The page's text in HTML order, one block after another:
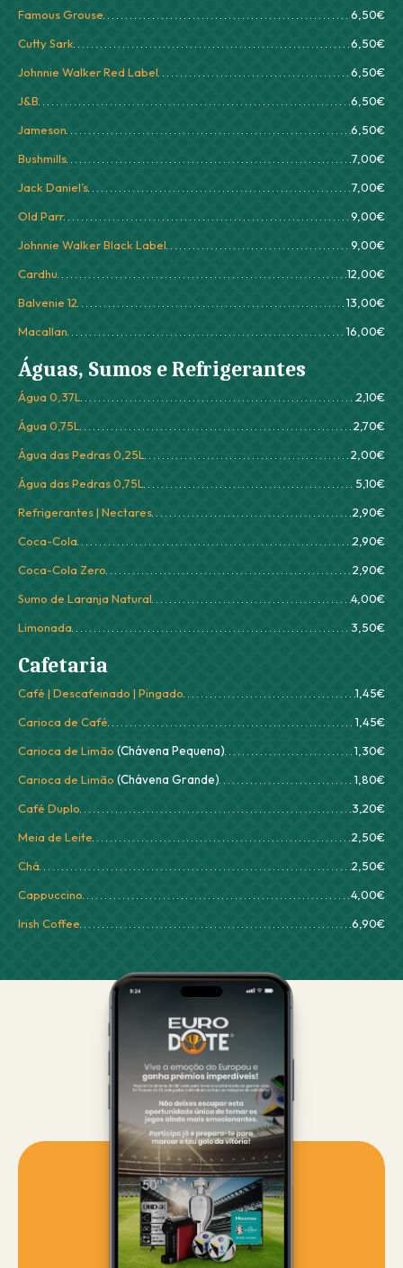
Famous Grouse
6,50€
Cutty Sark
6,50€
Johnnie Walker Red Label
6,50€
J&B
6,50€
Jameson
6,50€
Bushmills
7,00€
Jack Daniel’s
7,00€
Old Parr
9,00€
Johnnie Walker Black Label
9,00€
Cardhu
12,00€
Balvenie 12
13,00€
Macallan
16,00€
Águas, Sumos e Refrigerantes
Água 0,37L
2,10€
Água 0,75L
2,70€
Água das Pedras 0,25L
2,00€
Água das Pedras 0,75L
5,10€
Refrigerantes | Nectares
2,90€
Coca-Cola
2,90€
Coca-Cola Zero
2,90€
Sumo de Laranja Natural
4,00€
Limonada
3,50€
Cafetaria
Café | Descafeinado | Pingado
1,45€
Carioca de Café
1,45€
Carioca de Limão (Chávena Pequena)
1,30€
Carioca de Limão (Chávena Grande)
1,80€
Café Duplo
3,20€
Meia de Leite
2,50€
Chá
2,50€
Cappuccino
4,00€
Irish Coffee
6,90€